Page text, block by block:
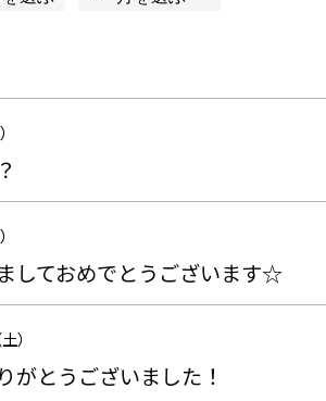
しておめでとうございます☆
）
がとうございました！